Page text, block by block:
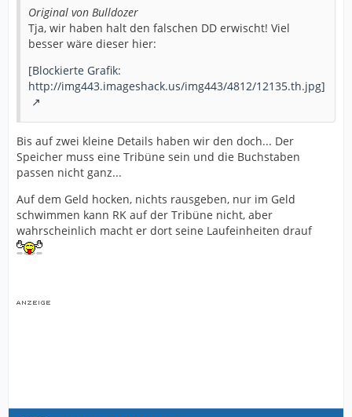
Original von Bulldozer
Tja, wir haben halt den falschen DD erwischt! Viel
besser wäre dieser hier:
[Blockierte Grafik:
http://img443.imageshack.us/img443/4812/12135.th.jpg]
Bis auf zwei kleine Details haben wir den doch... Der
Speicher muss eine Tribüne sein und die Buchstaben
passen nicht ganz...
Auf dem Geld hocken, nichts rausgeben, nur im Geld
schwimmen kann RK auf der Tribüne nicht, aber
wahrscheinlich macht er dort seine Laufeinheiten drauf